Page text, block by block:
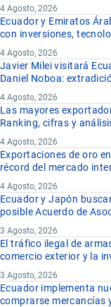
4 Agosto, 2026
Ecuador y Emiratos
con inversiones,
4 Agosto, 2026
Javier Milei visitará
Daniel Noboa:
4 Agosto, 2026
Las mayores
Ranking, cifras y
4 Agosto, 2026
Exportaciones de oro
récord del mercado
4 Agosto, 2026
Ecuador y Japón
posible Acuerdo de
3 Agosto, 2026
El tráfico ilegal de
comercio exterior y la
3 Agosto, 2026
Ecuador implementa
comprarse mercancías